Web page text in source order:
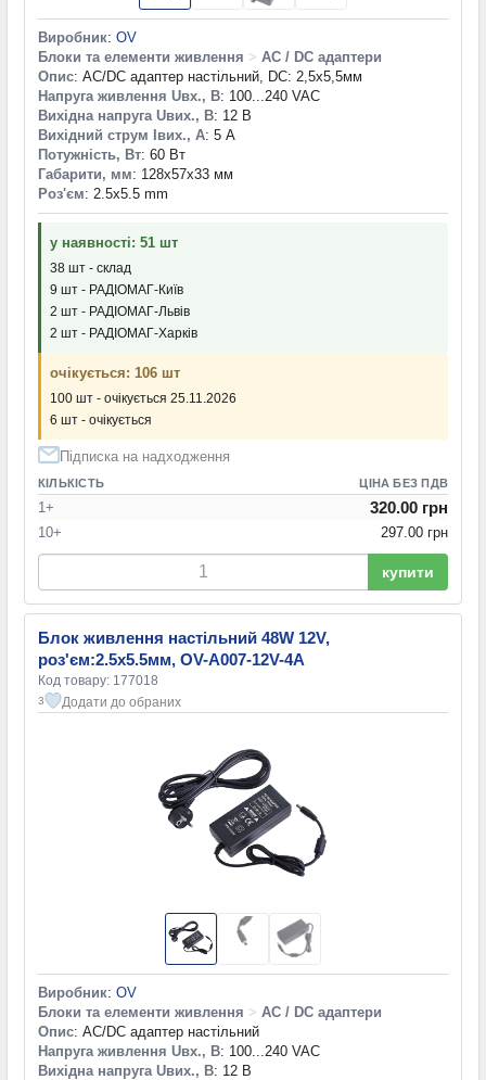
Виробник: OV
Блоки та елементи живлення > AC / DC адаптери
Опис: AC/DC адаптер настільний, DC: 2,5х5,5мм
Напруга живлення Uвх., В: 100...240 VAC
Вихідна напруга Uвих., В: 12 В
Вихідний струм Iвих., А: 5 А
Потужність, Вт: 60 Вт
Габарити, мм: 128x57x33 мм
Роз'єм: 2.5x5.5 mm
у наявності: 51 шт
38 шт - склад
9 шт - РАДІОМАГ-Київ
2 шт - РАДІОМАГ-Львів
2 шт - РАДІОМАГ-Харків
очікується: 106 шт
100 шт - очікується 25.11.2026
6 шт - очікується
Підписка на надходження
КІЛЬКІСТЬ ЦІНА БЕЗ ПДВ
1+ 320.00 грн
10+ 297.00 грн
купити
Блок живлення настільний 48W 12V,
роз'єм:2.5x5.5мм, OV-A007-12V-4A
Код товару: 177018
3 Додати до обраних
Виробник: OV
Блоки та елементи живлення > AC / DC адаптери
Опис: AC/DC адаптер настільний
Напруга живлення Uвх., В: 100...240 VAC
Вихідна напруга Uвих., В: 12 В